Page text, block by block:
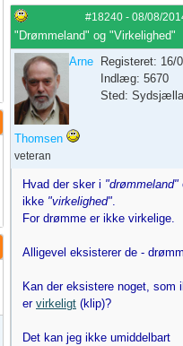
#18240 - 08/08/
"Drømmeland" og "Virkelighed"
Arne
Thomsen
veteran
Registeret: 16/
Indlæg: 5670
Sted:
Hvad der sker i "drømmeland"
ikke "virkelighed".
For drømme er ikke virkelige.
Alligevel eksisterer de -
Kan der eksistere noget, som
er virkeligt (klip)?
Det kan jeg ikke umiddelbart